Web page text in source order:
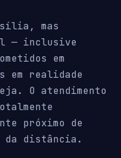
mas
— inclusive
em
em realidade
O atendimento
próximo de
da distância.